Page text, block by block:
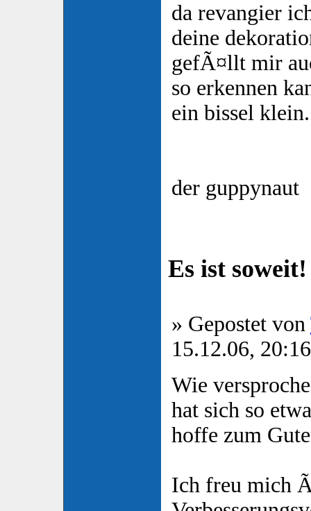
da revangier
deine
gefÃ¤llt mir
so erkennen
ein bissel klein.
der guppynaut
Es ist soweit!
» Gepostet von
15.12.06, 20:16
Wie
hat sich so
hoffe zum
Ich freu mich